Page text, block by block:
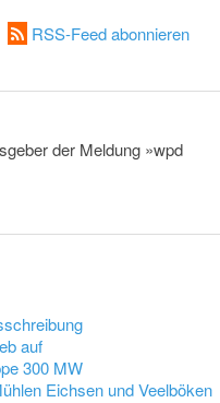
RSS-Feed abonnieren
der Meldung »wpd
auf
300 MW
Eichsen und Veelböken